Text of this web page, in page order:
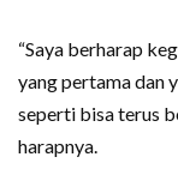
“Saya berharap
yang pertama dan
seperti bisa terus
harapnya.